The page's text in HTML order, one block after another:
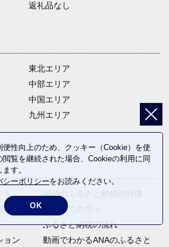
返礼品なし
東北エリア
中部エリア
中国エリア
九州エリア
ド
ド
ョン
ANAのふるさと納税の特徴
はじめての方へ
ふるさと納税の流れ
動画でわかるANAのふるさと
性向上のため、クッキー（Cookie）を使
覧を継続された場合、Cookieの利用に同
す。
シーポリシーをお読みください。
OK